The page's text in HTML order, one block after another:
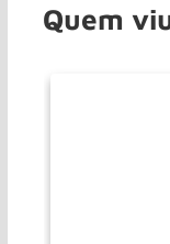
Quem